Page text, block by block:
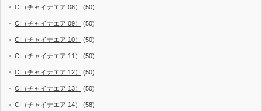
CI（チャイナエア 08） (50)
CI（チャイナエア 09） (50)
CI（チャイナエア 10） (50)
CI（チャイナエア 11） (50)
CI（チャイナエア 12） (50)
CI（チャイナエア 13） (50)
CI（チャイナエア 14） (58)